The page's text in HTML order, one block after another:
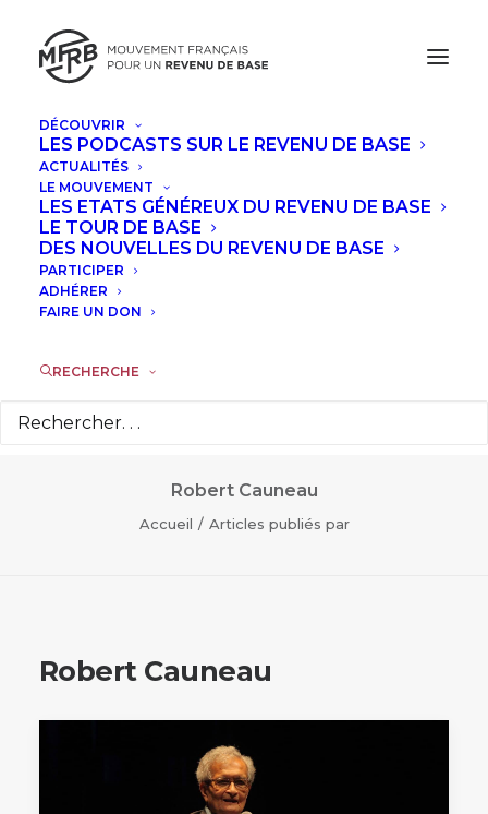
DÉCOUVRIR
LES PODCASTS SUR LE REVENU DE BASE
ACTUALITÉS
LE MOUVEMENT
LES ETATS GÉNÉREUX DU REVENU DE BASE
LE TOUR DE BASE
DES NOUVELLES DU REVENU DE BASE
PARTICIPER
ADHÉRER
FAIRE UN DON
RECHERCHE
Robert
Cauneau
Robert Cauneau
Accueil Articles publiés par
Robert Cauneau